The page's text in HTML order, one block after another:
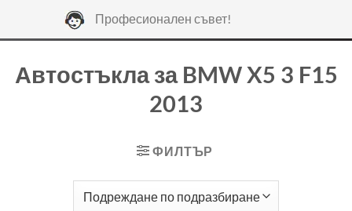
Професионален съвет!
Автостъкла за BMW X5 3 F15
2013
ФИЛТЪР